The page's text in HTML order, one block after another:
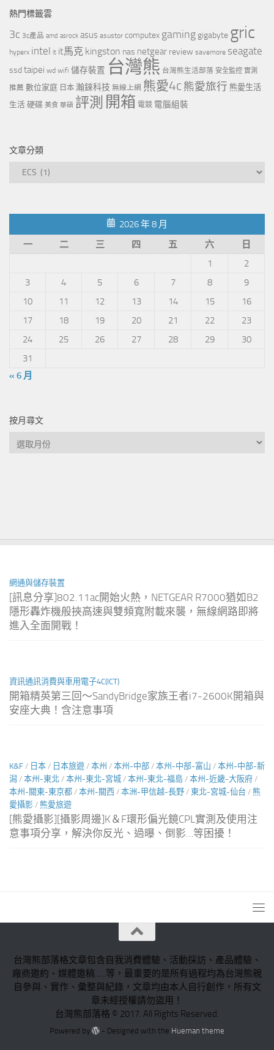
熱門標籤雲
3c 3c產品 amd asrock asus asustor computex gaming gigabyte gric
hyperx intel it it馬克 kingston nas netgear review savemore seagate
ssdtaipei wd wifi 儲存裝置 台灣熊 台灣熊生活部落 安全監控 實測
推薦 數位家庭 日本 瀚錸科技 無線上網 熊愛4c 熊愛旅行 熊愛生活
生活 硬碟 美食 華碩 評測 開箱 電競 電腦組裝
文章分類
類
2026 年 8 月
一
二 三 四 五 六
日
1
2
3
4 5 6 7 8
9
10
11 12 13 14 15
16
17
18 19 20 21 22
23
24
25 26 27 28 29
30
31
« 6 月
按月尋文
按
網通與儲存裝置
[訊息分享]802.11ac開始火熱，NETGEAR R7000猶如B2
隱形轟炸機般挾高速與雙頻寬附載來襲，無線網路即將
進入全面開戰！
資訊通訊消費與車用電子4C(ICT)
開箱精英第三回～SandyBridge家族王者i7-2600K開箱與
安座大典！含注意事項
K&F / 日本 / 日本旅遊 / 本州 / 本州-中部 / 本州-中部-富山 / 本州-中部-新
潟 / 本州-東北 / 本州-東北-宮城 / 本州-東北-福島 / 本州-近畿-大阪府 /
本州-關東-東京都 / 本州-關西 / 本洲-甲信越-長野 / 東北-宮城-仙台 / 熊
愛攝影 / 熊愛旅遊
[熊愛攝影][攝影周邊]K＆F環形偏光鏡CPL實測及使用注
意事項分享，解決你反光、過曝、倒影…等困擾！
台灣熊部落格文章包含自我消費體驗、活動採訪、產品體驗、
廠商邀約、媒體邀稿......等，最重要的是所有過程均為台灣熊親
自參與、實作、彙整與紀錄，文章均由本人自行創作，所有文
章未經授權請勿盜用！
台灣熊部落格 © 2017. All Rights Reserved.
Powered by - Designed with the Hueman theme